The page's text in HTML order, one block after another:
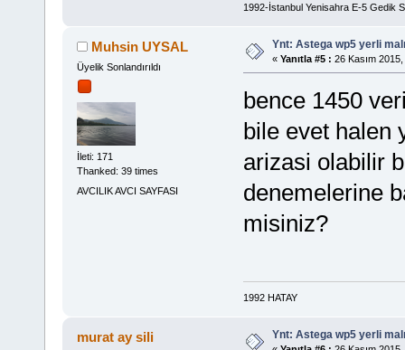
1992-İstanbul Yenisahra E-5 Gedik
Muhsin UYSAL
Üyelik Sonlandırıldı
İleti: 171
Thanked: 39 times
AVCILIK AVCI SAYFASI
Ynt: Astega wp5 yerli
« Yanıtla #5 : 26 Kasım
bence 1450
bile evet halen
arizasi olabilir
denemelerine
misiniz?
1992 HATAY
murat ay sili Ynt: Astega wp5 yerli